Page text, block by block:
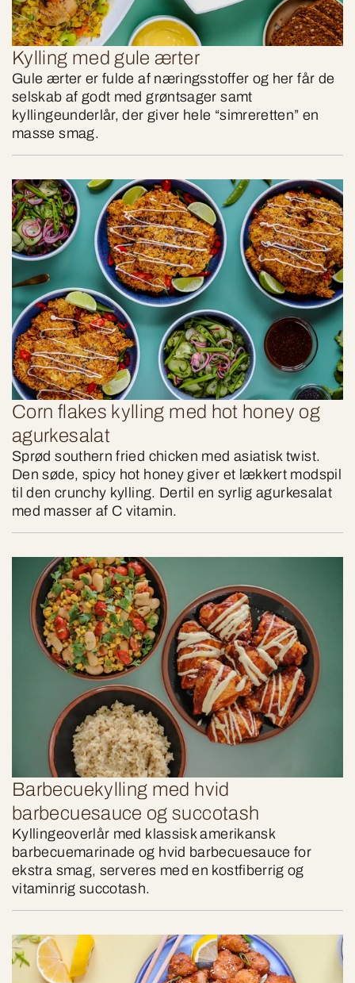
Kylling med gule ærter
Gule ærter er fulde af næringsstoffer og her får de
selskab af godt med grøntsager samt
kyllingeunderlår, der giver hele “simreretten” en
masse smag.
Corn flakes kylling med hot honey og
agurkesalat
Sprød southern fried chicken med asiatisk twist.
Den søde, spicy hot honey giver et lækkert modspil
til den crunchy kylling. Dertil en syrlig agurkesalat
med masser af C vitamin.
Barbecuekylling med hvid
barbecuesauce og succotash
Kyllingeoverlår med klassisk amerikansk
barbecuemarinade og hvid barbecuesauce for
ekstra smag, serveres med en kostfiberrig og
vitaminrig succotash.